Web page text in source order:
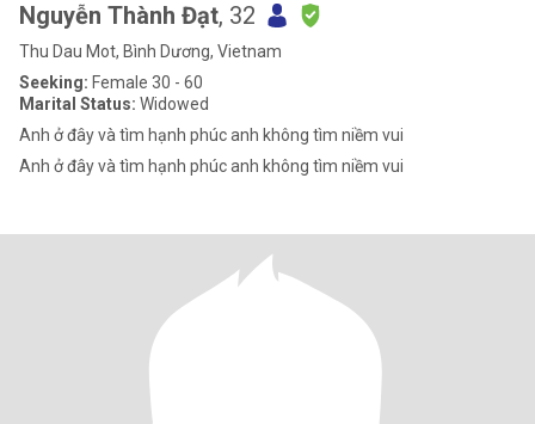
Nguyễn Thành Đạt, 32
Thu Dau Mot, Bình Dương, Vietnam
Seeking: Female 30 - 60
Marital Status: Widowed
Anh ở đây và tìm hạnh phúc anh không tìm niềm vui
Anh ở đây và tìm hạnh phúc anh không tìm niềm vui